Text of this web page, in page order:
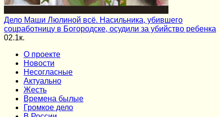
Дело Маши Люлиной всё. Насильника, убившего
соцработницу в Богородске, осудили за убийство ребенка
02.1к.
О проекте
Новости
Несогласные
Актуально
Жесть
Времена былые
Громкое дело